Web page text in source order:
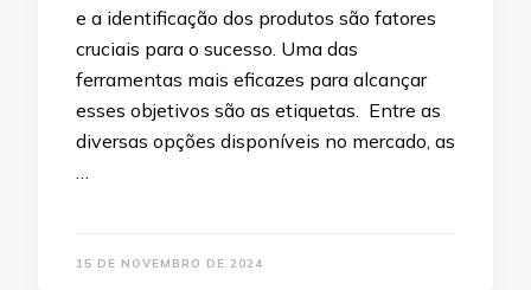
e a identificação dos produtos são fatores
cruciais para o sucesso. Uma das
ferramentas mais eficazes para alcançar
esses objetivos são as etiquetas. Entre as
diversas opções disponíveis no mercado, as
15 DE NOVEMBRO DE 2024